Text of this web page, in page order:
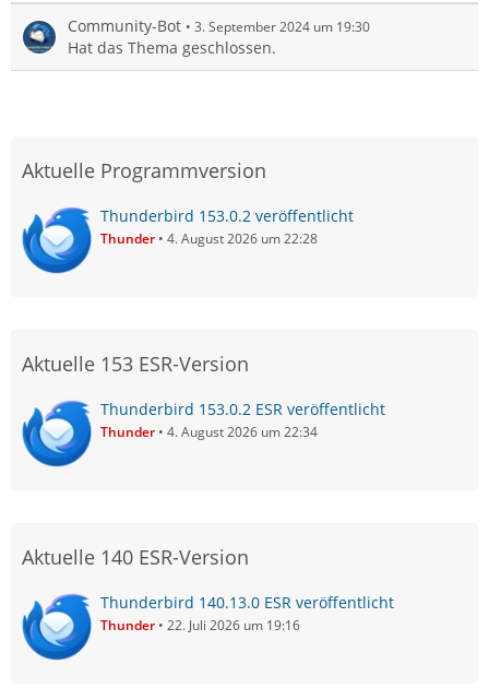
Community-Bot 3. September 2024 um 19:30
Hat das Thema geschlossen.
Aktuelle Programmversion
Thunderbird 153.0.2 veröffentlicht
Thunder 4. August 2026 um 22:28
Aktuelle 153 ESR-Version
Thunderbird 153.0.2 ESR veröffentlicht
Thunder 4. August 2026 um 22:34
Aktuelle 140 ESR-Version
Thunderbird 140.13.0 ESR veröffentlicht
Thunder 22. Juli 2026 um 19:16